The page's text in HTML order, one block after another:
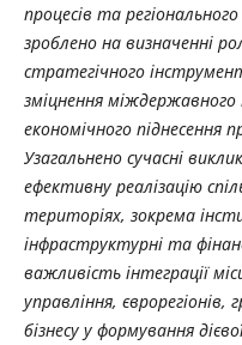
процесів та
зроблено на визначенні
стратегічного
зміцнення
економічного піднесення
Узагальнено сучасні
ефективну реалізацію
територіях, зокрема
інфраструктурні та
важливість інтеграції
управління, єврорегіонів,
бізнесу у формування